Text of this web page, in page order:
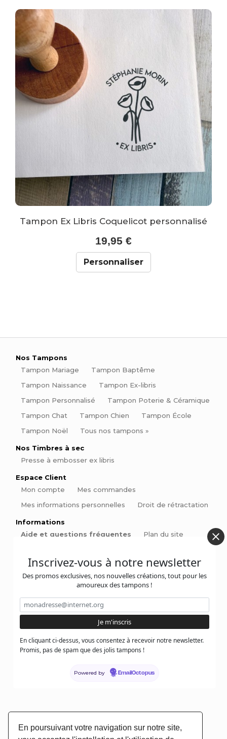
En poursuivant votre navigation sur notre site,
Tampon Ex Libris Coquelicot personnalisé
19,95 €
Personnaliser
Nos Tampons
Tampon Mariage
Tampon Baptême
Tampon Naissance
Tampon Ex-libris
Tampon Personnalisé
Tampon Poterie & Céramique
Tampon Chat
Tampon Chien
Tampon École
Tampon Noël
Tous nos tampons »
Nos Timbres à sec
Presse à embosser ex libris
Espace Client
Mon compte
Mes commandes
Mes informations personnelles
Droit de rétractation
Informations
Aide et questions fréquentes
Plan du site
Conseils et Tutos
Tutos tampons et encreurs
tampon ?
Qu'est-ce qu'un tampon ex-libris ?
Comment signer ses pièces de poterie
Pinces à gaufrer : Personnalisez vos livres et invitations
@jolitampon
Inscrivez-vous à notre newsletter
Des promos exclusives, nos nouvelles créations, tout pour les
amoureux des tampons !
En cliquant ci-dessus, vous consentez à recevoir notre newsletter.
Promis, pas de spam que des jolis tampons !
Powered by EmailOctopus